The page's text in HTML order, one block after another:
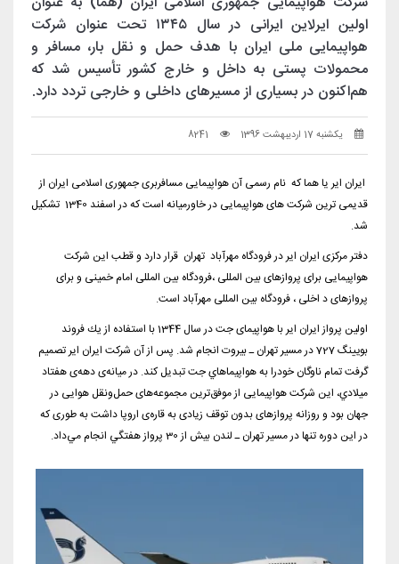
اولین ایرلاین ایرانی در سال ۱۳۴۵ تحت عنوان شرکت
هواپیمایی ملی ایران با هدف حمل و نقل بار، مسافر و
محمولات پستی به داخل و خارج کشور تأسیس شد که
هم‌اکنون در بسیاری از مسیرهای داخلی و خارجی تردد دارد.
یکشنبه 17 اردیبهشت 1396 8241
ایران ایر یا هما که نام رسمی آن هواپیمایی مسافربری جمهوری اسلامی ایران از
قدیمی ترین شرکت های هواپیمایی در خاورمیانه است که در اسفند 1340 تشکیل
شد.
دفتر مرکزی ایران ایر در فرودگاه مهرآباد تهران قرار دارد و قطب این شرکت
هواپیمایی برای پروازهای بین المللی ،فرودگاه بین المللی امام خمینی و برای
پروازهای د اخلی ، فرودگاه بین المللی مهرآباد است.
اولين پرواز ایران ایر با هواپیمای جت در سال 1344 با استفاده از يك فروند
بويينگ 727 در مسير تهران ـ بيروت انجام شد. پس از آن شركت ایران ایر تصمیم
گرفت تمام ناوگان خودرا به هواپيماهاي جت تبدیل کند. در ميانه‌ی دهه‌ی هفتاد
ميلادي، این شرکت هواپیمایی از موفق‌ترین مجموعه‌های حمل‌ونقل هوایی در
جهان بود و روزانه پروازهای بدون توقف زیادی به قاره‌ی اروپا داشت به ‌طوری که
در اين دوره تنها در مسير تهران ـ لندن بيش از 30 پرواز هفتگي انجام مي‌داد.